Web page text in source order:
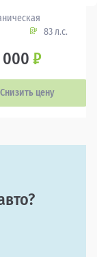
83 л.с.
000 ₽
Снизить цену